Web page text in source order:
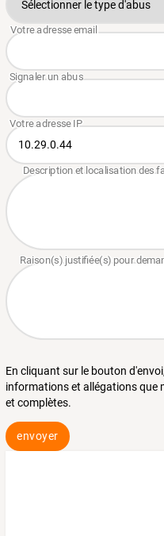
En cliquant sur le bouton
informations et allégations que
et complètes.
envoyer